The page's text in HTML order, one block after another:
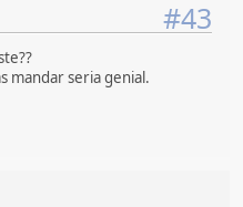
#43
mandar seria genial.